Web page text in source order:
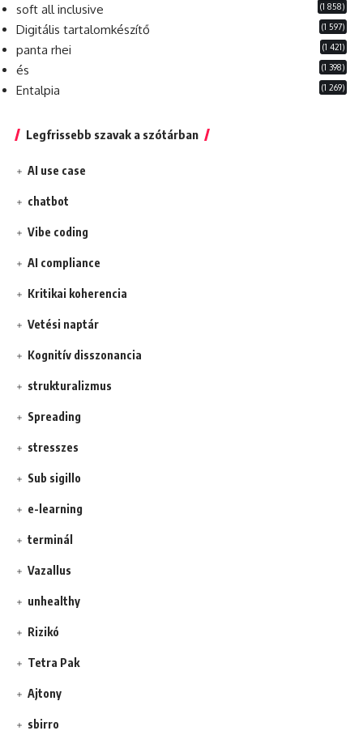
soft all inclusive (1 858)
Digitális tartalomkészítő (1 597)
panta rhei (1 421)
és (1 398)
Entalpia (1 269)
Legfrissebb szavak a szótárban
AI use case
chatbot
Vibe coding
AI compliance
Kritikai koherencia
Vetési naptár
Kognitív disszonancia
strukturalizmus
Spreading
stresszes
Sub sigillo
e-learning
terminál
Vazallus
unhealthy
Rizikó
Tetra Pak
Ajtony
sbirro